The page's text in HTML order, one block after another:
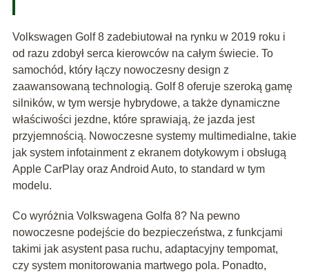
Volkswagen Golf 8 zadebiutował na rynku w 2019 roku i
od razu zdobył serca kierowców na całym świecie. To
samochód, który łączy nowoczesny design z
zaawansowaną technologią. Golf 8 oferuje szeroką gamę
silników, w tym wersje hybrydowe, a także dynamiczne
właściwości jezdne, które sprawiają, że jazda jest
przyjemnością. Nowoczesne systemy multimedialne, takie
jak system infotainment z ekranem dotykowym i obsługą
Apple CarPlay oraz Android Auto, to standard w tym
modelu.
Co wyróżnia Volkswagena Golfa 8? Na pewno
nowoczesne podejście do bezpieczeństwa, z funkcjami
takimi jak asystent pasa ruchu, adaptacyjny tempomat,
czy system monitorowania martwego pola. Ponadto,